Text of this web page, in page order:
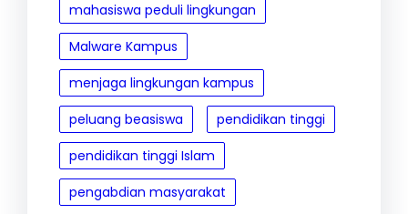
mahasiswa peduli lingkungan
Malware Kampus
menjaga lingkungan kampus
peluang beasiswa
pendidikan tinggi
pendidikan tinggi Islam
pengabdian masyarakat